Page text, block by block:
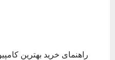
راهنمای خرید بهترین